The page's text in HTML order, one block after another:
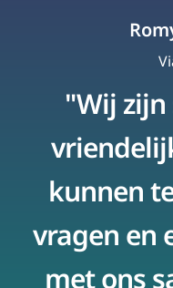
"Wij zijn
kunnen
vragen en
met ons